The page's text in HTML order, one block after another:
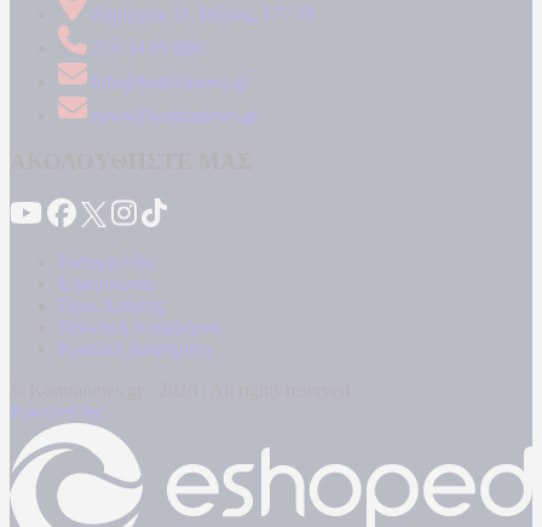
Δήμητρος 31 Ταύρος, 177 78
210 34 89 000
info@kontranews.gr
news@kontranews.gr
Καταγγελίες
Επικοινωνία
Όροι Χρήσης
Πολιτική Απορρήτου
Κρατική Διαφήμιση
Powered by: